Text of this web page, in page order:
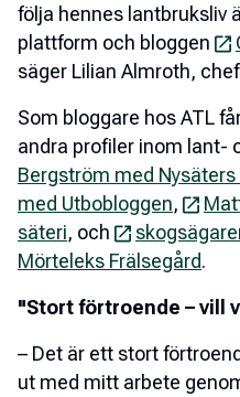
följa hennes lantbruksliv
plattform och bloggen
säger Lilian Almroth,
Som bloggare hos ATL
andra profiler inom lant-
Bergström med
med Utbobloggen,
säteri, och
Mörteleks Frälsegård.
"Stort förtroende – vill
– Det är ett stort
ut med mitt arbete